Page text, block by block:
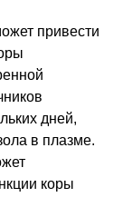
привести
дней,
в плазме.
коры